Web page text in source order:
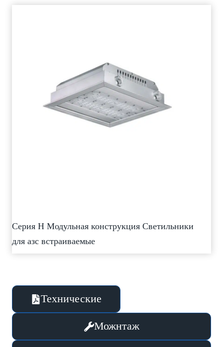
Серия H Модульная конструкция Светильники
для азс встраиваемые
Технические
Можнтаж